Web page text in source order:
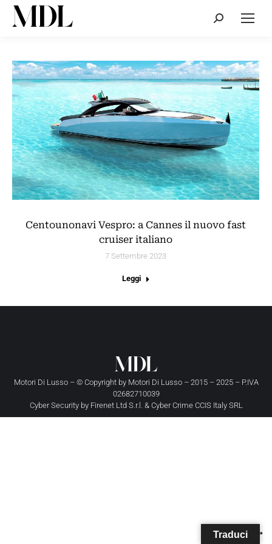
Cerca:
Centounonavi Vespro: a Cannes il nuovo fast
cruiser italiano
7 Settembre 2023
Leggi
Motori Di Lusso – © Copyright by Motori Di Lusso– 2015 – 2025 – P.IVA
02682710039
Cyber Security by Firenet Ltd S.r.l. & Cyber Crime CCIS Italy SRL
Traduci